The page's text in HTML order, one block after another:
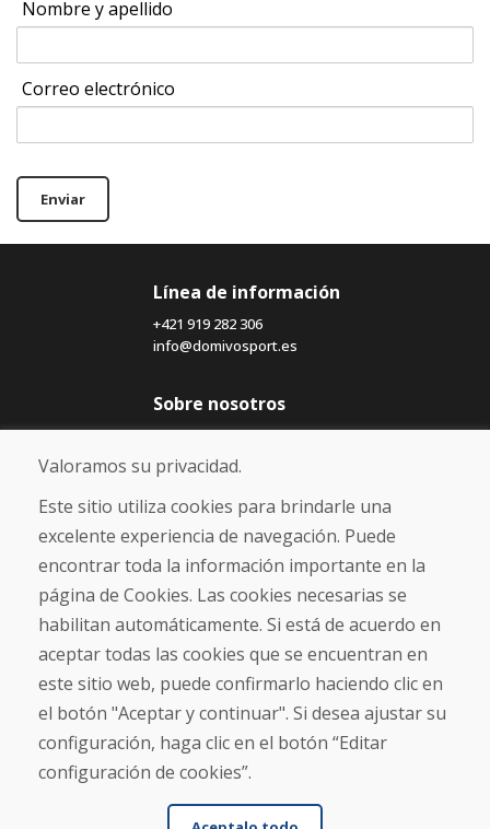
Nombre y apellido
Correo electrónico
Enviar
Línea de información
+421 919 282 306
info@domivosport.es
Sobre nosotros
Blog
Sobre nosotros
Comercio
Contacto
Compra
Tienda electrónica
Envío y pago
NORMAS DE RECLAMACIÓN
Devolución y cambio de mercancías
Política de privacidad
Cookies
Valoramos su privacidad.
Este sitio utiliza cookies para brindarle una
excelente experiencia de navegación. Puede
encontrar toda la información importante en la
página de Cookies. Las cookies necesarias se
habilitan automáticamente. Si está de acuerdo en
aceptar todas las cookies que se encuentran en
este sitio web, puede confirmarlo haciendo clic en
el botón "Aceptar y continuar". Si desea ajustar su
configuración, haga clic en el botón “Editar
configuración de cookies”.